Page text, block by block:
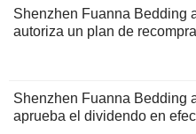
Shenzhen Fuanna Bedding
autoriza un plan de recompra
Shenzhen Fuanna Bedding
aprueba el dividendo en